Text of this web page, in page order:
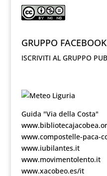
GRUPPO FACEBOOK
ISCRIVITI AL GRUPPO
Guida "Via della Costa"
www.compostelle-paca-
www.iubilantes.it
www.movimentolento.it
www.xacobeo.es/it